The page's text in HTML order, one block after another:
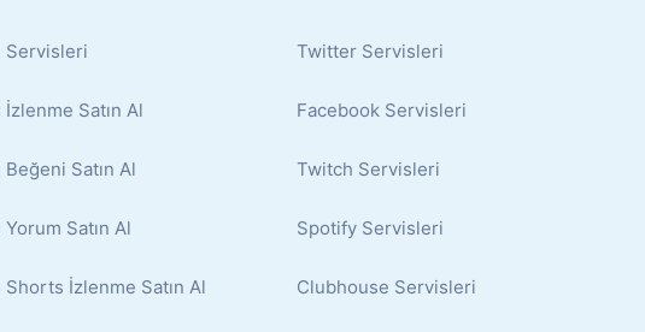
Servisleri
Satın Al
Satın Al
Satın Al
İzlenme Satın Al
Twitter Servisleri
Facebook Servisleri
Twitch Servisleri
Spotify Servisleri
Clubhouse Servisleri